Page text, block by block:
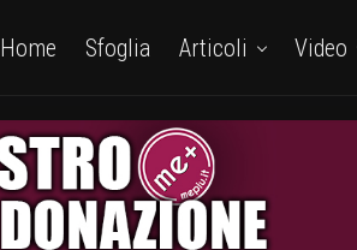
Home Sfoglia Articoli Video